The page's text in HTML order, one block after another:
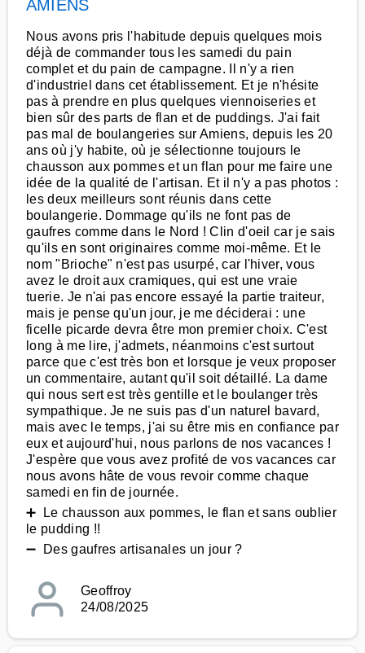
AMIENS
Nous avons pris l'habitude depuis quelques mois
déjà de commander tous les samedi du pain
complet et du pain de campagne. Il n'y a rien
d'industriel dans cet établissement. Et je n'hésite
pas à prendre en plus quelques viennoiseries et
bien sûr des parts de flan et de puddings. J'ai fait
pas mal de boulangeries sur Amiens, depuis les 20
ans où j'y habite, où je sélectionne toujours le
chausson aux pommes et un flan pour me faire une
idée de la qualité de l'artisan. Et il n'y a pas photos :
les deux meilleurs sont réunis dans cette
boulangerie. Dommage qu'ils ne font pas de
gaufres comme dans le Nord ! Clin d'oeil car je sais
qu'ils en sont originaires comme moi-même. Et le
nom "Brioche" n'est pas usurpé, car l'hiver, vous
avez le droit aux cramiques, qui est une vraie
tuerie. Je n'ai pas encore essayé la partie traiteur,
mais je pense qu'un jour, je me déciderai : une
ficelle picarde devra être mon premier choix. C'est
long à me lire, j'admets, néanmoins c'est surtout
parce que c'est très bon et lorsque je veux proposer
un commentaire, autant qu'il soit détaillé. La dame
qui nous sert est très gentille et le boulanger très
sympathique. Je ne suis pas d'un naturel bavard,
mais avec le temps, j'ai su être mis en confiance par
eux et aujourd'hui, nous parlons de nos vacances !
J'espère que vous avez profité de vos vacances car
nous avons hâte de vous revoir comme chaque
samedi en fin de journée.
➕ Le chausson aux pommes, le flan et sans oublier
le pudding !!
➖ Des gaufres artisanales un jour ?
Geoffroy
24/08/2025